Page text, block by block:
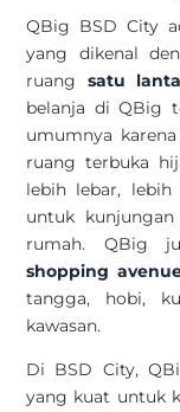
QBig BSD City
yang dikenal
ruang satu
belanja di QBig
umumnya
ruang terbuka
lebih lebar,
untuk
rumah. QBig
shopping
tangga, hobi,
kawasan.
Di BSD City,
yang kuat untuk